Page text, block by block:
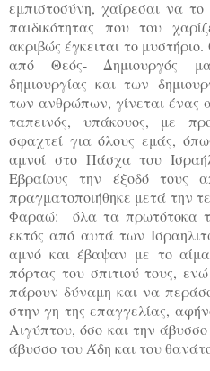
εμπιστοσύνη, χαίρεσαι να
παιδικότητας που του
ακριβώς έγκειται το
από Θεός- Δημιουργός
δημιουργίας και των
των ανθρώπων, γίνεται ένας
ταπεινός, υπάκουος, με
σφαχτεί για όλους εμάς,
αμνοί στο Πάσχα του
Εβραίους την έξοδό τους
πραγματοποιήθηκε μετά την
Φαραώ: όλα τα πρωτότοκα
εκτός από αυτά των
αμνό και έβαψαν με το
πόρτας του σπιτιού τους,
πάρουν δύναμη και να
στην γη της επαγγελίας,
Αιγύπτου, όσο και την
άβυσσο του Άδη και του